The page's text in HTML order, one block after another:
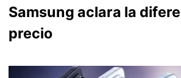
Samsung aclara la
precio